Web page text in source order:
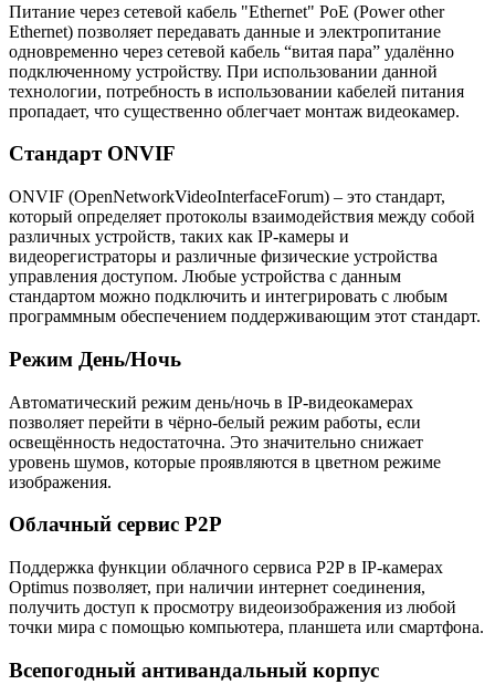
Питание через сетевой кабель "Ethernet" PoE (Power other
Ethernet) позволяет передавать данные и электропитание
одновременно через сетевой кабель “витая пара” удалённо
подключенному устройству. При использовании данной
технологии, потребность в использовании кабелей питания
пропадает, что существенно облегчает монтаж видеокамер.
Стандарт ONVIF
ONVIF (OpenNetworkVideoInterfaceForum) – это стандарт,
который определяет протоколы взаимодействия между собой
различных устройств, таких как IP-камеры и
видеорегистраторы и различные физические устройства
управления доступом. Любые устройства с данным
стандартом можно подключить и интегрировать с любым
программным обеспечением поддерживающим этот стандарт.
Режим День/Ночь
Автоматический режим день/ночь в IP-видеокамерах
позволяет перейти в чёрно-белый режим работы, если
освещённость недостаточна. Это значительно снижает
уровень шумов, которые проявляются в цветном режиме
изображения.
Облачный сервис P2P
Поддержка функции облачного сервиса P2P в IP-камерах
Optimus позволяет, при наличии интернет соединения,
получить доступ к просмотру видеоизображения из любой
точки мира с помощью компьютера, планшета или смартфона.
Всепогодный антивандальный корпус